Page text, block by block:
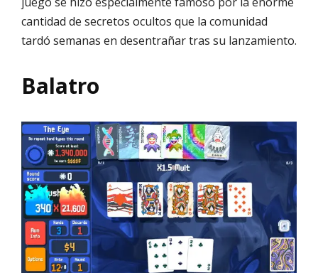
cantidad de secretos ocultos que la comunidad
tardó semanas en desentrañar tras su lanzamiento.
Balatro